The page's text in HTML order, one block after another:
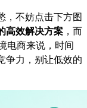
，不妨点击下方图
高效解决方案 ，而
电商来说，时间
争力，别让低效的